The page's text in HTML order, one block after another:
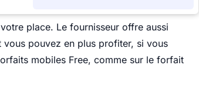
place. Le fournisseur offre aussi
vous pouvez en plus profiter, si vous
mobiles Free, comme sur le forfait